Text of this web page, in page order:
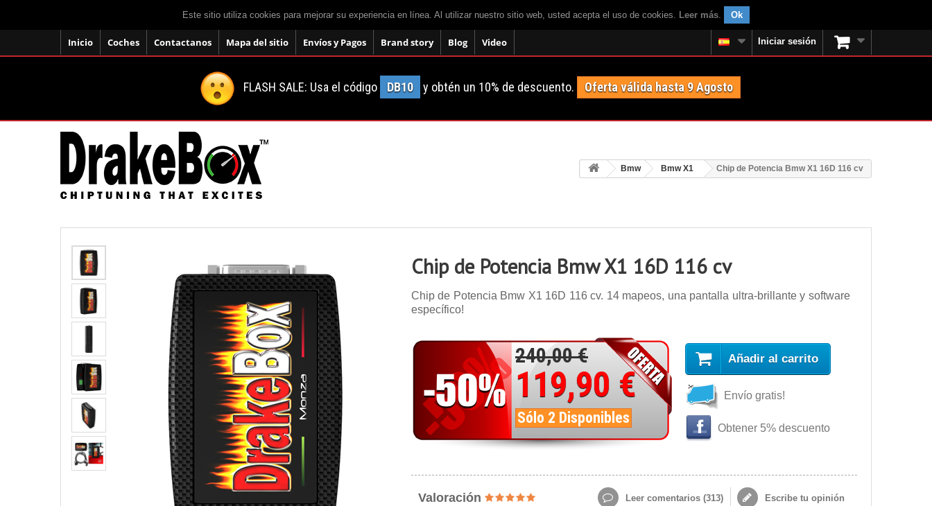
Este sitio utiliza cookies para mejorar su experiencia en línea. Al utilizar nuestro sitio web, usted acepta el uso de cookies. Leer más. Ok
Inicio Coches Contactanos Mapa del sitio Envíos y Pagos Brand story Blog Video Iniciar sesión
FLASH SALE: Usa el código DB10 y obtén un 10% de descuento. Oferta válida hasta 9 Agosto
Bmw Bmw X1 Chip de Potencia Bmw X1 16D 116 cv
Chip de Potencia Bmw X1 16D 116 cv
Chip de Potencia Bmw X1 16D 116 cv. 14 mapeos, una pantalla ultra-brillante y software
específico!
240,00 €
119,90 €
Sólo 2 Disponibles
Añadir al carrito
Envío gratis!
Obtener 5% descuento
Valoración Leer comentarios (313) Escribe tu opinión